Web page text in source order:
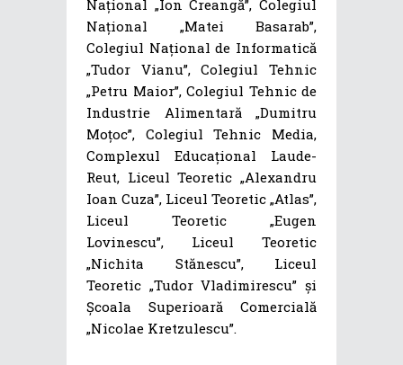
Național „Ion Creangă”, Colegiul
Național „Matei Basarab”,
Colegiul Național de Informatică
„Tudor Vianu”, Colegiul Tehnic
„Petru Maior”, Colegiul Tehnic de
Industrie Alimentară „Dumitru
Moţoc”, Colegiul Tehnic Media,
Complexul Educațional Laude-
Reut, Liceul Teoretic „Alexandru
Ioan Cuza”, Liceul Teoretic „Atlas”,
Liceul Teoretic „Eugen
Lovinescu”, Liceul Teoretic
„Nichita Stănescu”, Liceul
Teoretic „Tudor Vladimirescu” și
Școala Superioară Comercială
„Nicolae Kretzulescu”.